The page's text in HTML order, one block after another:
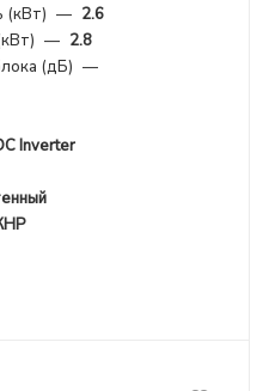
(кВт) — 2.6
— 2.8
(дБ) —
Inverter